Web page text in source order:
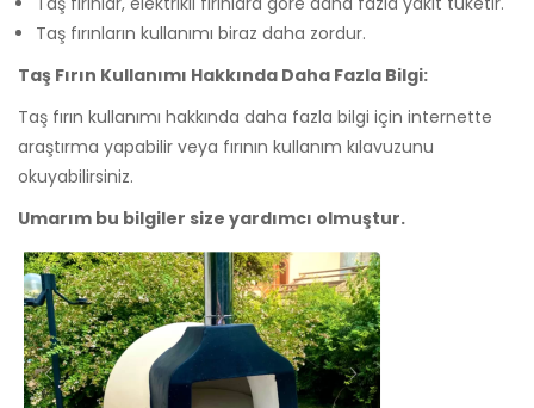
Taş fırınların kullanımı biraz daha zordur.
Taş Fırın Kullanımı Hakkında Daha Fazla Bilgi:
Taş fırın kullanımı hakkında daha fazla bilgi için internette
araştırma yapabilir veya fırının kullanım kılavuzunu
okuyabilirsiniz.
Umarım bu bilgiler size yardımcı olmuştur.